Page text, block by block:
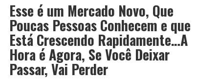
Esse é um Mercado Novo, Que
Poucas Pessoas Conhecem e que
Está Crescendo Rapidamente…A
Hora é Agora, Se Você Deixar
Passar, Vai Perder